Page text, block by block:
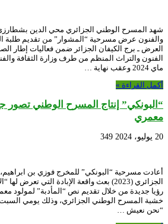
شهد المسرح الوطني الجزائري محي الدين بشطارزي
والفنون عرض مسرحية “المشوار” من تقديم طلبة
العرض ـ برج الكيفان الجزائر ضمن فعاليات إطار
ماي 2024 وعقب نهاية …
أكمل القراءة »
“البونكي” إنتاج المسرح الوطني تصور
معمري
20 يوليو، 2024 349
أعادت مسرحية “البونكي” للمخرج فوزي بن
الجزائري (2023) بعث واقعة الإبادة التي
رؤيا جديدة من خلال تقديم نص “المأدبة” لمولود
“نحن نعيش …